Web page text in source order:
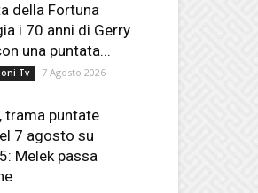
della Fortuna
i 70 anni di Gerry
una puntata...
Tv 7 Agosto 2026
trama puntate
7 agosto su
Melek passa